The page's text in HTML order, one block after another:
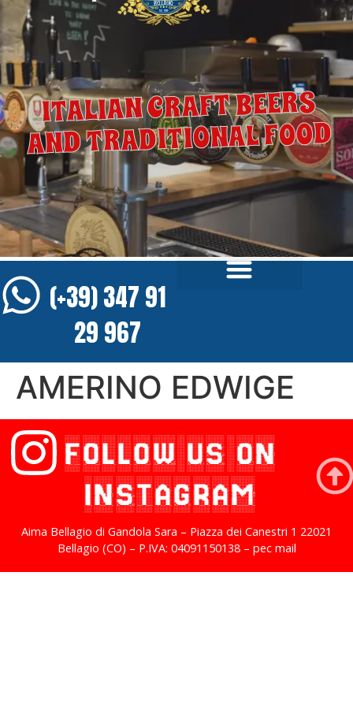
ITALIAN CRAFT BEERS
AND TRADITIONAL FOOD
(+39) 347 91
29 967
AMERINO EDWIGE
FOLLOW US ON
INSTAGRAM
Aima Bellagio di Gandola Sara – Piazza dei Canestri 1 22021
Bellagio (CO) – P.IVA: 04091150138 – pec mail